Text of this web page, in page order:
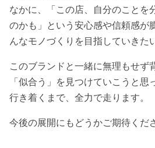
なかに、「この店、自分のことを
のかも」という安心感や信頼感が
んなモノづくりを目指していきた
このブランドと一緒に無理もせず
「似合う」を見つけていこうと思
行き着くまで、全力で走ります。
今後の展開にもどうかご期待くだ